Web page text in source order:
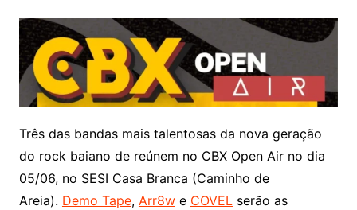
Três das bandas mais talentosas da nova geração
do rock baiano de reúnem no CBX Open Air no dia
05/06, no SESI Casa Branca (Caminho de
Areia). Demo Tape, Arr8we COVELserão as